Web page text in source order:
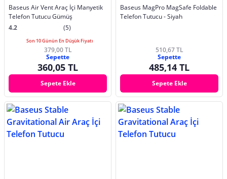
Baseus Air Vent Araç İçi Manyetik
Telefon Tutucu Gümüş
4.2
(5)
Son 10 Günün En Düşük Fiyatı
379,00 TL
Sepette
360,05 TL
Sepete Ekle
Baseus MagPro MagSafe Foldable
Telefon Tutucu - Siyah
510,67 TL
Sepette
485,14 TL
Sepete Ekle